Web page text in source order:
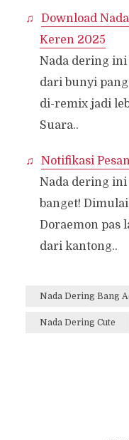
Download
Keren 2025
Nada dering
dari bunyi
di-remix jadi
Suara..
Notifikasi
Nada dering
banget!
Doraemon pas
dari kantong..
Nada Dering Bang
Nada Dering Cute